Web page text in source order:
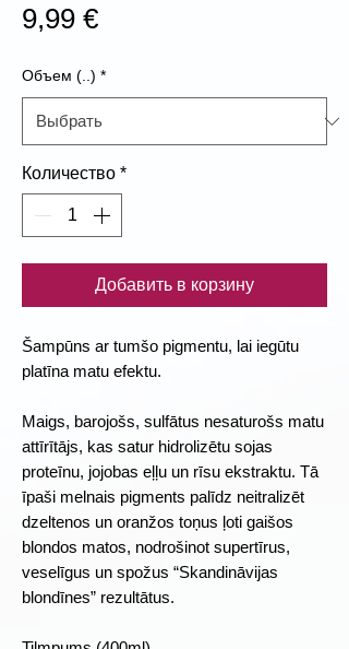
9,99 €Цена
Объем (..) *
Количество *
Добавить в корзину
Šampūns ar tumšo pigmentu, lai iegūtu
platīna matu efektu.
Maigs, barojošs, sulfātus nesaturošs matu
attīrītājs, kas satur hidrolizētu sojas
proteīnu, jojobas eļļu un rīsu ekstraktu. Tā
īpaši melnais pigments palīdz neitralizēt
dzeltenos un oranžos toņus ļoti gaišos
blondos matos, nodrošinot supertīrus,
veselīgus un spožus “Skandināvijas
blondīnes” rezultātus.